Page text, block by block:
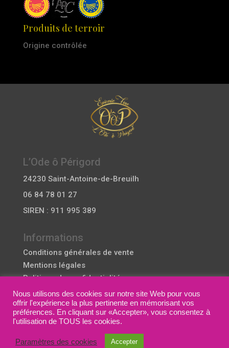
Produits de terroir
Origine contrôlée
L’Ode ô Périgord
24230 Saint-Antoine-de-Breuilh
06 84 78 01 27
SIREN : 911 995 389
Informations
Conditions générales de vente
Mentions légales
Politique de confidentialité
Politique de cookie
Mes services
Mon compte
Nous utilisons des cookies sur notre site Web pour vous
offrir l'expérience la plus pertinente en mémorisant vos
préférences. En cliquant sur «Accepter», vous consentez à
l'utilisation de TOUS les cookies.
Paramètres des cookies Accepter